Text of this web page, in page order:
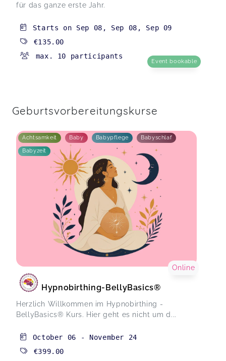
für das ganze erste Jahr.
Starts on Sep 08 , Sep 08 , Sep 09
€135.00
max. 10 participants
Event bookable
Geburtsvorbereitungskurse
Achtsamkeit Baby Babypflege Babyschlaf
Babyzeit
Hypnobirthing-BellyBasics®
Herzlich Willkommen im Hypnobirthing -
BellyBasics® Kurs. Hier geht es nicht um d...
Online
October 06 - November 24
€399.00